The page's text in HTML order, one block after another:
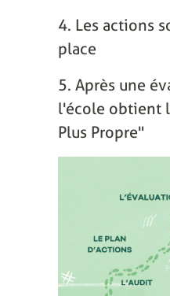
4. Les actions
place
5. Après une
l'école obtient
Plus Propre"